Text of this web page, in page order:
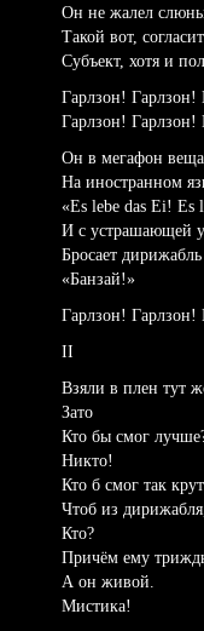
Он не жалел
Такой вот,
Субъект, хотя и
Гарлзон! Гарлзон!
Гарлзон! Гарлзон!
Он в мегафон
На иностранном
«Es lebe das Ei! Es
И с устрашающей
Бросает
«Банзай!»
Гарлзон! Гарлзон!
II
Взяли в плен тут
Зато
Кто бы смог
Никто!
Кто б смог так
Чтоб из
Кто?
Причём ему
А он живой.
Мистика!